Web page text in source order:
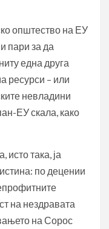
општество на ЕУ
пари за да
една друга
ресурси – или
невладини
ЕУ скала, како
исто така, ја
по децении
на нездравата
на Сорос